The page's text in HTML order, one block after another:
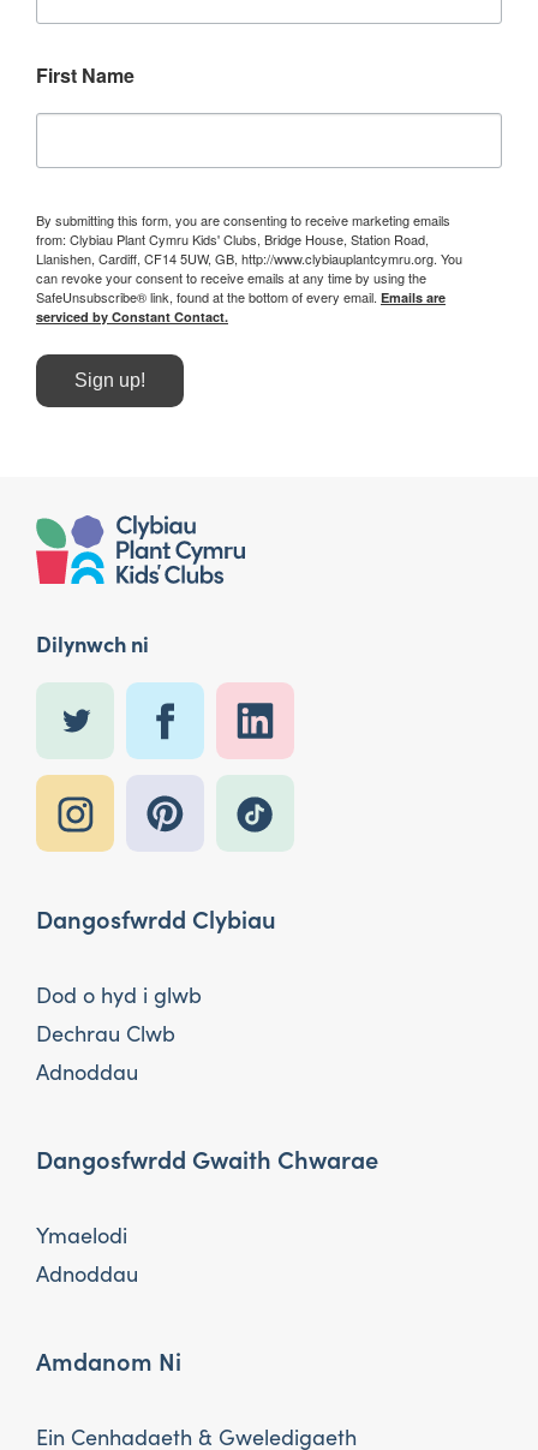
First Name
By submitting this form, you are consenting to receive marketing emails
from: Clybiau Plant Cymru Kids' Clubs, Bridge House, Station Road,
Llanishen, Cardiff, CF14 5UW, GB, http://www.clybiauplantcymru.org. You
can revoke your consent to receive emails at any time by using the
SafeUnsubscribe® link, found at the bottom of every email. Emails are
serviced by Constant Contact.
Sign up!
Dilynwch ni
Dangosfwrdd Clybiau
Dod o hyd i glwb
Dechrau Clwb
Adnoddau
Dangosfwrdd Gwaith Chwarae
Ymaelodi
Adnoddau
Amdanom Ni
Ein Cenhadaeth & Gweledigaeth